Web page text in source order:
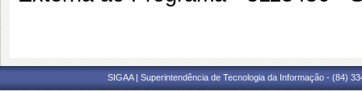
SIGAA | Superintendência de Tecnologia da Informação - (84)